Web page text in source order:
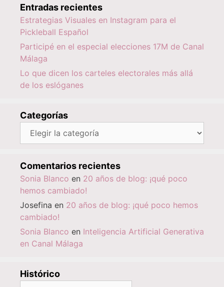
Entradas recientes
Estrategias Visuales en Instagram para el
Pickleball Español
Participé en el especial elecciones 17M de Canal
Málaga
Lo que dicen los carteles electorales más allá
de los eslóganes
Categorías
Comentarios recientes
Sonia Blanco en 20 años de blog: ¡qué poco
hemos cambiado!
Josefina en 20 años de blog: ¡qué poco hemos
cambiado!
Sonia Blanco en Inteligencia Artificial Generativa
en Canal Málaga
Histórico